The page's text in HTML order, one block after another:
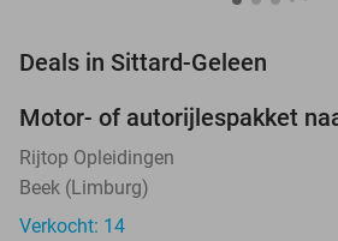
Deals in Sittard-Geleen
Motor- of autorijlespakket
Rijtop Opleidingen
Beek (Limburg)
Verkocht: 14